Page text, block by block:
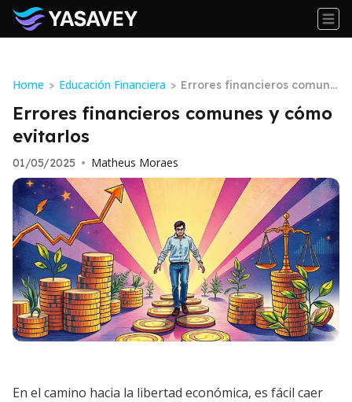
Home > Educación Financiera > Errores financieros comune
Errores financieros comunes y cómo
evitarlos
01/05/2025 • Matheus Moraes
En el camino hacia la libertad económica, es fácil caer